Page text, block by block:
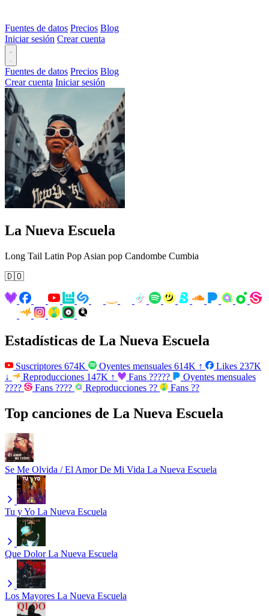
Fuentes de datos Precios Blog
Iniciar sesión Crear cuenta
Fuentes de datos Precios Blog
Crear cuenta Iniciar sesión
La Nueva Escuela
Long Tail Latin Pop Asian pop Candombe Cumbia
🇩🇴
Estadísticas de La Nueva Escuela
Suscriptores 674K Oyentes mensuales 614K ↑ Likes 237K
↓
Reproducciones 147K ↑ Fans ?????
Oyentes mensuales
????
Fans ???? Reproducciones ?? Fans ??
Top canciones de La Nueva Escuela
Se Me Olvida / El Amor De Mi Vida La Nueva Escuela
Tu y Yo La Nueva Escuela
Que Dolor La Nueva Escuela
Los Mayores La Nueva Escuela